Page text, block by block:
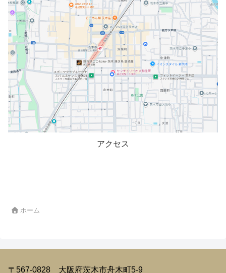
アクセス
ホーム
〒567-0828 大阪府茨木市舟木町5-9